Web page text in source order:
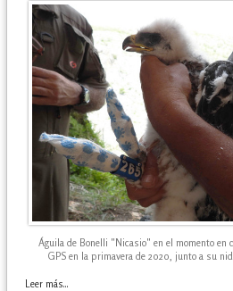
Águila de Bonelli "Nicasio" en el momento en
GPS en la primavera de 2020, junto a su
Leer más...